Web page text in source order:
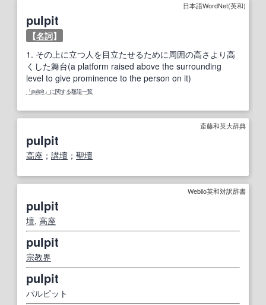
日本語WordNet(英和)
pulpit
【名詞】
1. その上に立つ人を目立たせるために周囲の高さより高
くした舞台(a platform raised above the surrounding
level to give prominence to the person on it)
「pulpit」に関する類語一覧
斎藤和英大辞典
pulpit
高座 ； 講壇 ； 聖壇
Weblio英和対訳辞書
pulpit
壇, 高座
pulpit
宗教界
pulpit
パルピット